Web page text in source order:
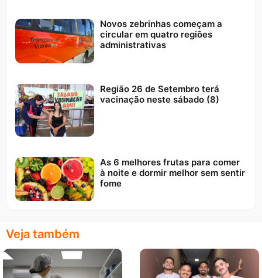
Novos zebrinhas começam a
circular em quatro regiões
administrativas
Região 26 de Setembro terá
vacinação neste sábado (8)
As 6 melhores frutas para comer
à noite e dormir melhor sem sentir
fome
Veja também